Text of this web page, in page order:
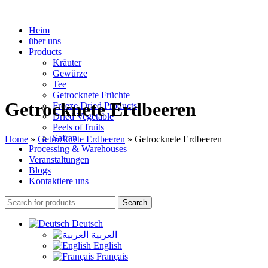
Heim
über uns
Products
Kräuter
Gewürze
Tee
Getrocknete Früchte
Freeze Dried Products
Dried Vegetable
Peels of fruits
Safran
Processing & Warehouses
Veranstaltungen
Blogs
Kontaktiere uns
Search
Deutsch
العربية
English
Français
Getrocknete Erdbeeren
Home » Getrocknete Erdbeeren » Getrocknete Erdbeeren